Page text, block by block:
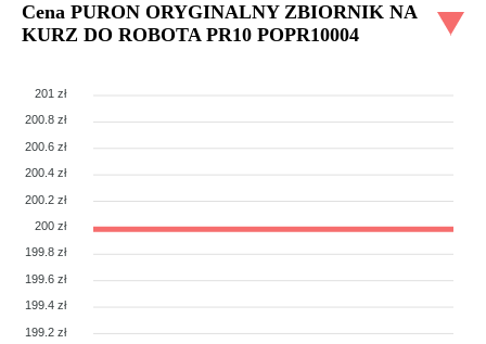
Cena PURON ORYGINALNY ZBIORNIK NA
KURZ DO ROBOTA PR10 POPR10004
201 zł
200.8 zł
200.6 zł
200.4 zł
200.2 zł
200 zł
199.8 zł
199.6 zł
199.4 zł
199.2 zł